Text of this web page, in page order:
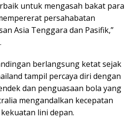
untuk mengasah bakat para
persahabatan
Asia Tenggara dan Pasifik,”
berlangsung ketat sejak
tampil percaya diri dengan
dan penguasaan bola yang
mengandalkan kecepatan
lini depan.